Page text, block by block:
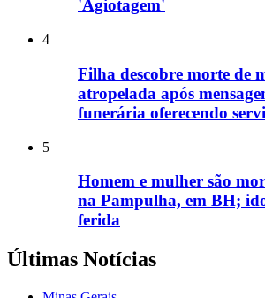
'Agiotagem'
4
Filha descobre morte de
atropelada após
funerária oferecendo
5
Homem e mulher são
na Pampulha, em BH;
ferida
Últimas Notícias